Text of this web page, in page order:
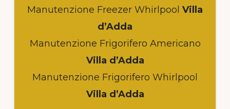
Manutenzione Freezer Whirlpool Villa
d’Adda
Manutenzione Frigorifero Americano
Villa d’Adda
Manutenzione Frigorifero Whirlpool
Villa d’Adda